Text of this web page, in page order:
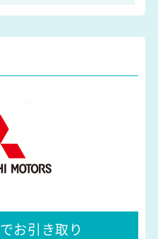
でお引き取り